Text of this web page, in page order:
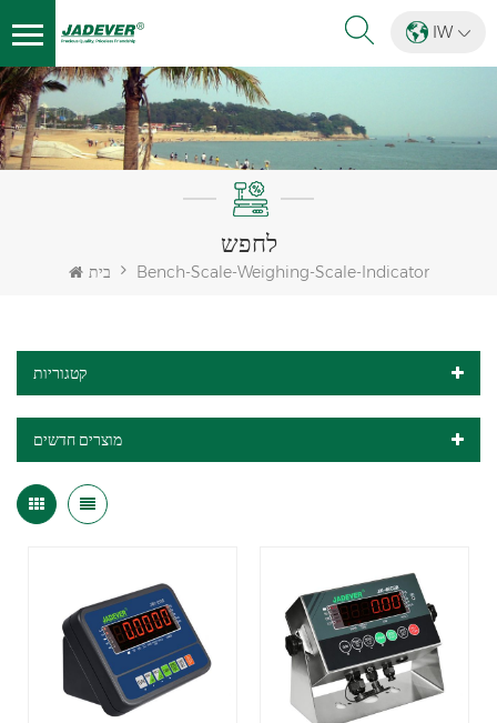
IW
לחפש
בית Bench-Scale-Weighing-Scale-Indicator
קטגוריות
מוצרים חדשים